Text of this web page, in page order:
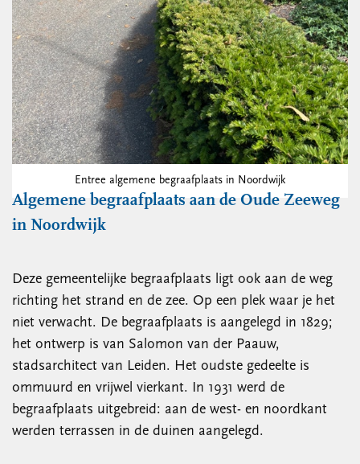
Entree algemene begraafplaats in Noordwijk
Algemene begraafplaats aan de Oude Zeeweg
in Noordwijk
Deze gemeentelijke begraafplaats ligt ook aan de weg
richting het strand en de zee. Op een plek waar je het
niet verwacht. De begraafplaats is aangelegd in 1829;
het ontwerp is van Salomon van der Paauw,
stadsarchitect van Leiden. Het oudste gedeelte is
ommuurd en vrijwel vierkant. In 1931 werd de
begraafplaats uitgebreid: aan de west- en noordkant
werden terrassen in de duinen aangelegd.